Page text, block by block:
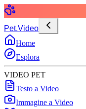
Pet.Video
Home
Esplora
VIDEO PET
Testo a Video
Immagine a Video